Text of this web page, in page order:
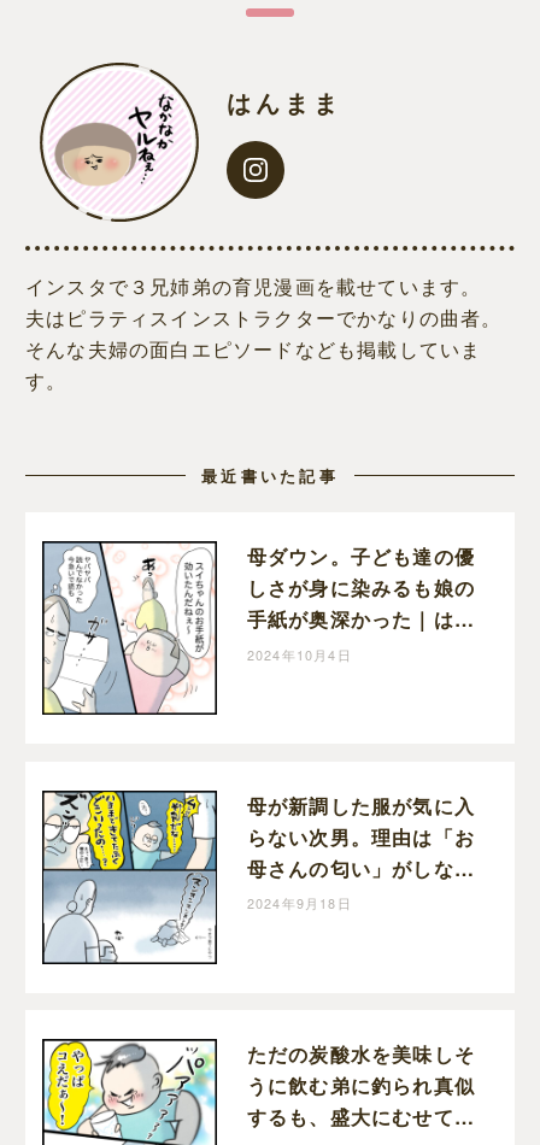
はんまま
インスタで３兄姉弟の育児漫画を載せています。
夫はピラティスインストラクターでかなりの曲者。
そんな夫婦の面白エピソードなども掲載していま
す。
最近書いた記事
母ダウン。子ども達の優
しさが身に染みるも娘の
手紙が奥深かった｜はん
ままの子育て絵日記
2024年10月4日
母が新調した服が気に入
らない次男。理由は「お
母さんの匂い」がしない
から｜はんままの子育て
2024年9月18日
ただの炭酸水を美味しそ
うに飲む弟に釣られ真似
するも、盛大にむせて後